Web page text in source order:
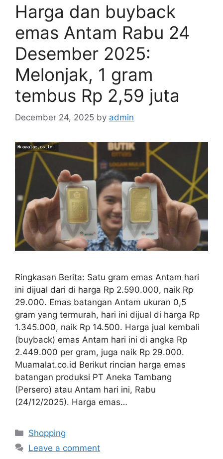
Harga dan buyback
emas Antam Rabu 24
Desember 2025:
Melonjak, 1 gram
tembus Rp 2,59 juta
December 24, 2025 by admin
Ringkasan Berita: Satu gram emas Antam hari
ini dijual dari di harga Rp 2.590.000, naik Rp
29.000. Emas batangan Antam ukuran 0,5
gram yang termurah, hari ini dijual di harga Rp
1.345.000, naik Rp 14.500. Harga jual kembali
(buyback) emas Antam hari ini di angka Rp
2.449.000 per gram, juga naik Rp 29.000.
Muamalat.co.id Berikut rincian harga emas
batangan produksi PT Aneka Tambang
(Persero) atau Antam hari ini, Rabu
(24/12/2025). Harga emas…
Categories
Shopping
Leave a comment